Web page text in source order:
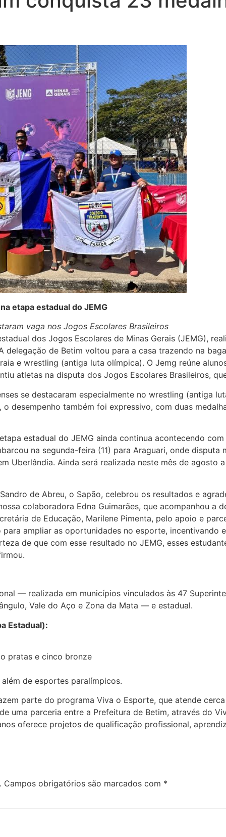
etapa estadual do JEMG
vaga nos Jogos Escolares Brasileiros
dos Jogos Escolares de Minas Gerais (JEMG),
delegação de Betim voltou para a casa trazendo na
e wrestling (antiga luta olímpica). O Jemg reúne
atletas na disputa dos Jogos Escolares Brasileiros,
se destacaram especialmente no wrestling (antiga
desempenho também foi expressivo, com duas
estadual do JEMG ainda continua acontecendo
na segunda-feira (11) para Araguari, onde
Uberlândia. Ainda será realizada neste mês de agosto
de Abreu, o Sapão, celebrou os resultados e
colaboradora Edna Guimarães, que acompanhou a
de Educação, Marilene Pimenta, pelo apoio e
ampliar as oportunidades no esporte, incentivando
de que com esse resultado no JEMG, esses
— realizada em municípios vinculados às 47
Vale do Aço e Zona da Mata — e estadual.
Estadual):
pratas e cinco bronze
de esportes paralímpicos.
parte do programa Viva o Esporte, que atende
uma parceria entre a Prefeitura de Betim, através do
oferece projetos de qualificação profissional,
Campos obrigatórios são marcados com *